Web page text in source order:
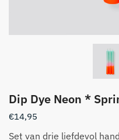
Dip Dye Neon *
€14,95
Set van drie liefdevol